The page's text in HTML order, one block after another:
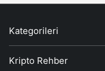
Kategorileri
Kripto Rehber